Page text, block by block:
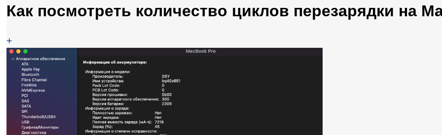
Как посмотреть количество циклов перезарядки на
+